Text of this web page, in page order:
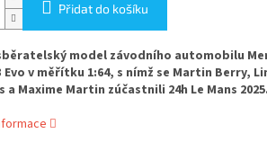
Přidat do košíku
model závodního automobilu
Evo v měřítku 1:64, s nímž se Martin Berry,
a Maxime Martin zúčastnili 24h Le Mans 2025.